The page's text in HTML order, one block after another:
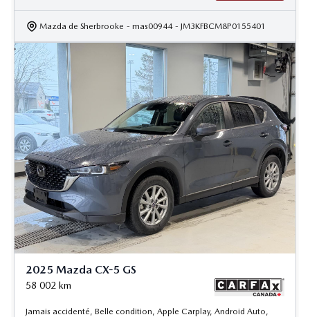
Mazda de Sherbrooke - mas00944 - JM3KFBCM8P0155401
2025 Mazda CX-5 GS
58 002 km
Jamais accidenté, Belle condition, Apple Carplay, Android Auto,